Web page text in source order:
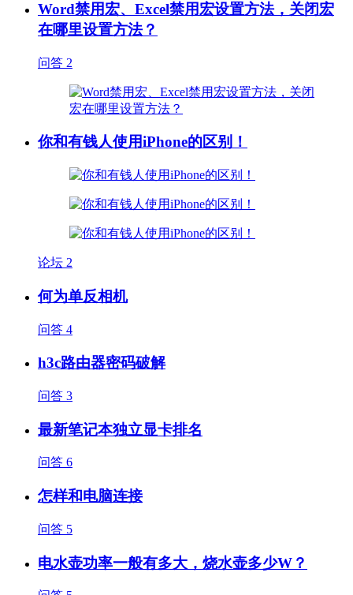
Word禁用宏、Excel禁用宏设置方法，关闭宏
在哪里设置方法？
问答 2
你和有钱人使用iPhone的区别！
论坛 2
何为单反相机
问答 4
h3c路由器密码破解
问答 3
最新笔记本独立显卡排名
问答 6
怎样和电脑连接
问答 5
电水壶功率一般有多大，烧水壶多少W？